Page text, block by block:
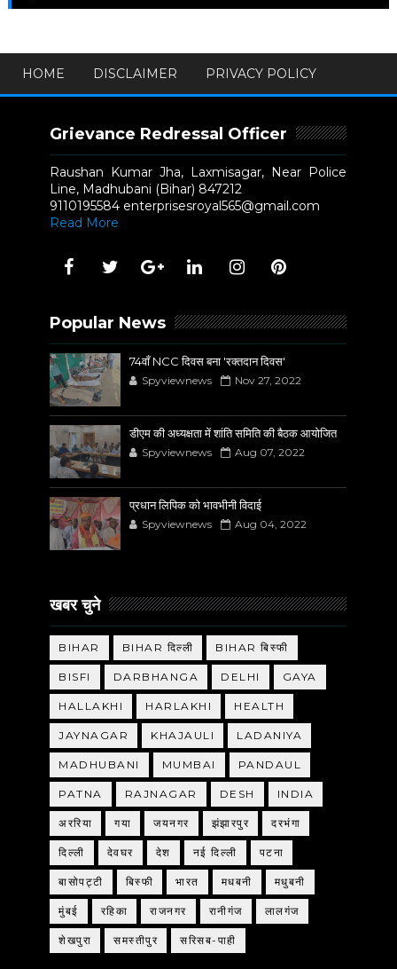
HOME DISCLAIMER PRIVACY POLICY
Grievance Redressal Officer
Raushan Kumar Jha, Laxmisagar, Near Police
Line, Madhubani (Bihar) 847212
9110195584 enterprisesroyal565@gmail.com
Read More
Popular News
74वाँ NCC दिवस बना 'रक्तदान दिवस'
Spyviewnews Nov 27, 2022
डीएम की अध्यक्षता में शांति समिति की बैठक आयोजित
Spyviewnews Aug 07, 2022
प्रधान लिपिक को भावभीनी विदाई
Spyviewnews Aug 04, 2022
खबर चुने
BIHAR BIHAR दिल्ली BIHAR बिस्फी
BISFI DARBHANGA DELHI GAYA
HALLAKHI HARLAKHI HEALTH
JAYNAGAR KHAJAULI LADANIYA
MADHUBANI MUMBAI PANDAUL
PATNA RAJNAGAR DESH INDIA
अररिया गया जयनगर झंझारपुर दरभंगा
दिल्ली देवघर देश नई दिल्ली पटना
बासोपट्टी बिस्फी भारत मधबनी मधुबनी
मुंबई रहिका राजनगर रानीगंज लालगंज
शेखपुरा समस्तीपुर सरिसब-पाही